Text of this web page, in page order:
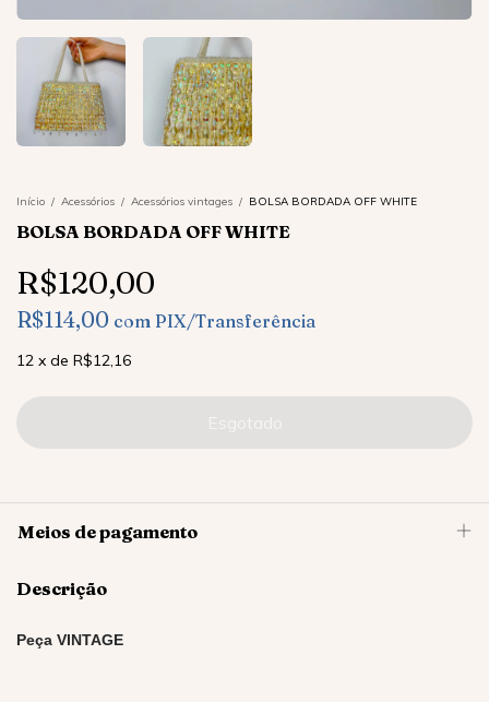
Início / Acessórios / Acessórios vintages / BOLSA BORDADA OFF WHITE
BOLSA BORDADA OFF WHITE
R$120,00
R$114,00 com PIX/Transferência
12 x de R$12,16
Meios de pagamento
Descrição
Peça VINTAGE